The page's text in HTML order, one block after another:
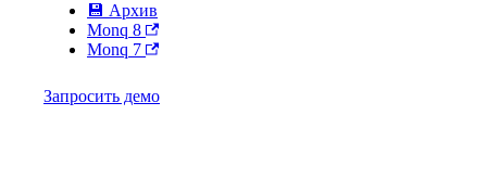
💾 Архив
Monq 8
Monq 7
Запросить демо